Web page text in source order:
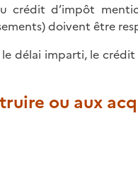
crédit d’impôt
doivent être
le délai imparti, le
ou aux